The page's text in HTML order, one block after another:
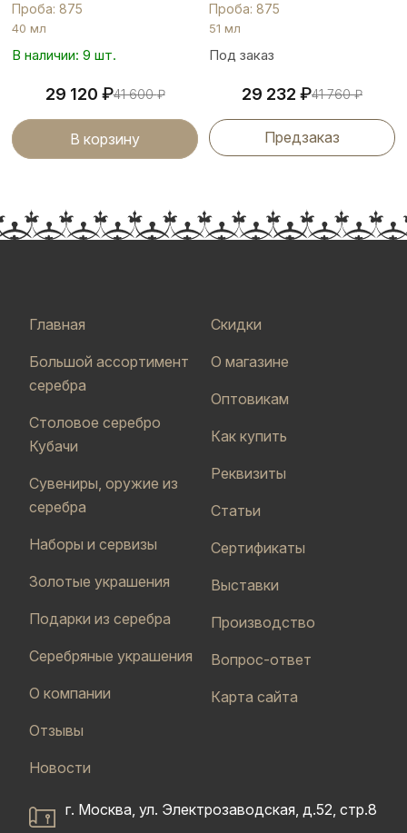
Проба: 875
40 мл
В наличии: 9 шт.
29 120 ₽41 600₽
В корзину
Проба: 875
51 мл
Под заказ
29 232 ₽41 760₽
Предзаказ
Главная
Большой ассортимент
серебра
Столовое серебро
Кубачи
Сувениры, оружие из
серебра
Наборы и сервизы
Золотые украшения
Подарки из серебра
Серебряные украшения
О компании
Отзывы
Новости
Скидки
О магазине
Оптовикам
Как купить
Реквизиты
Статьи
Сертификаты
Выставки
Производство
Вопрос-ответ
Карта сайта
г. Москва, ул. Электрозаводская, д.52, стр.8